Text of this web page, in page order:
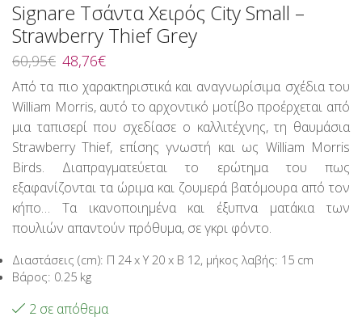
Signare Τσάντα Χειρός City Small –
Strawberry Thief Grey
60,95€ Original
was:
60,95€.
48,76€Η
τρέχουσα
τιμή
είναι:
48,76€.
Από τα πιο χαρακτηριστικά και αναγνωρίσιμα σχέδια του
William Morris, αυτό το αρχοντικό μοτίβο προέρχεται από
μια ταπισερί που σχεδίασε ο καλλιτέχνης, τη θαυμάσια
Strawberry Thief, επίσης γνωστή και ως William Morris
Birds. Διαπραγματεύεται το ερώτημα του πως
εξαφανίζονται τα ώριμα και ζουμερά βατόμουρα από τον
κήπο… Τα ικανοποιημένα και έξυπνα ματάκια των
πουλιών απαντούν πρόθυμα, σε γκρι φόντο.
Διαστάσεις (cm): Π 24 x Υ 20 x Β 12, μήκος λαβής: 15 cm
Βάρος: 0.25 kg
2 σε απόθεμα